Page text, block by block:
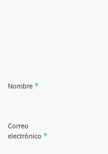
Nombre *
Correo
electrónico *